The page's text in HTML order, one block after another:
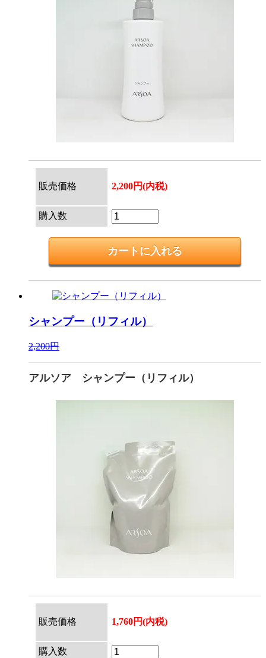
販売価格 2,200円(内税)
購入数
シャンプー（リフィル）
2,200円
アルソア シャンプー（リフィル）
販売価格 1,760円(内税)
購入数